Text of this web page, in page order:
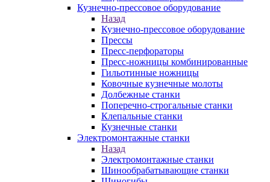
Кузнечно-прессовое оборудование
Назад
Кузнечно-прессовое оборудование
Прессы
Пресс-перфораторы
Пресс-ножницы комбинированные
Гильотинные ножницы
Ковочные кузнечные молоты
Долбежные станки
Поперечно-строгальные станки
Клепальные станки
Кузнечные станки
Электромонтажные станки
Назад
Электромонтажные станки
Шинообрабатывающие станки